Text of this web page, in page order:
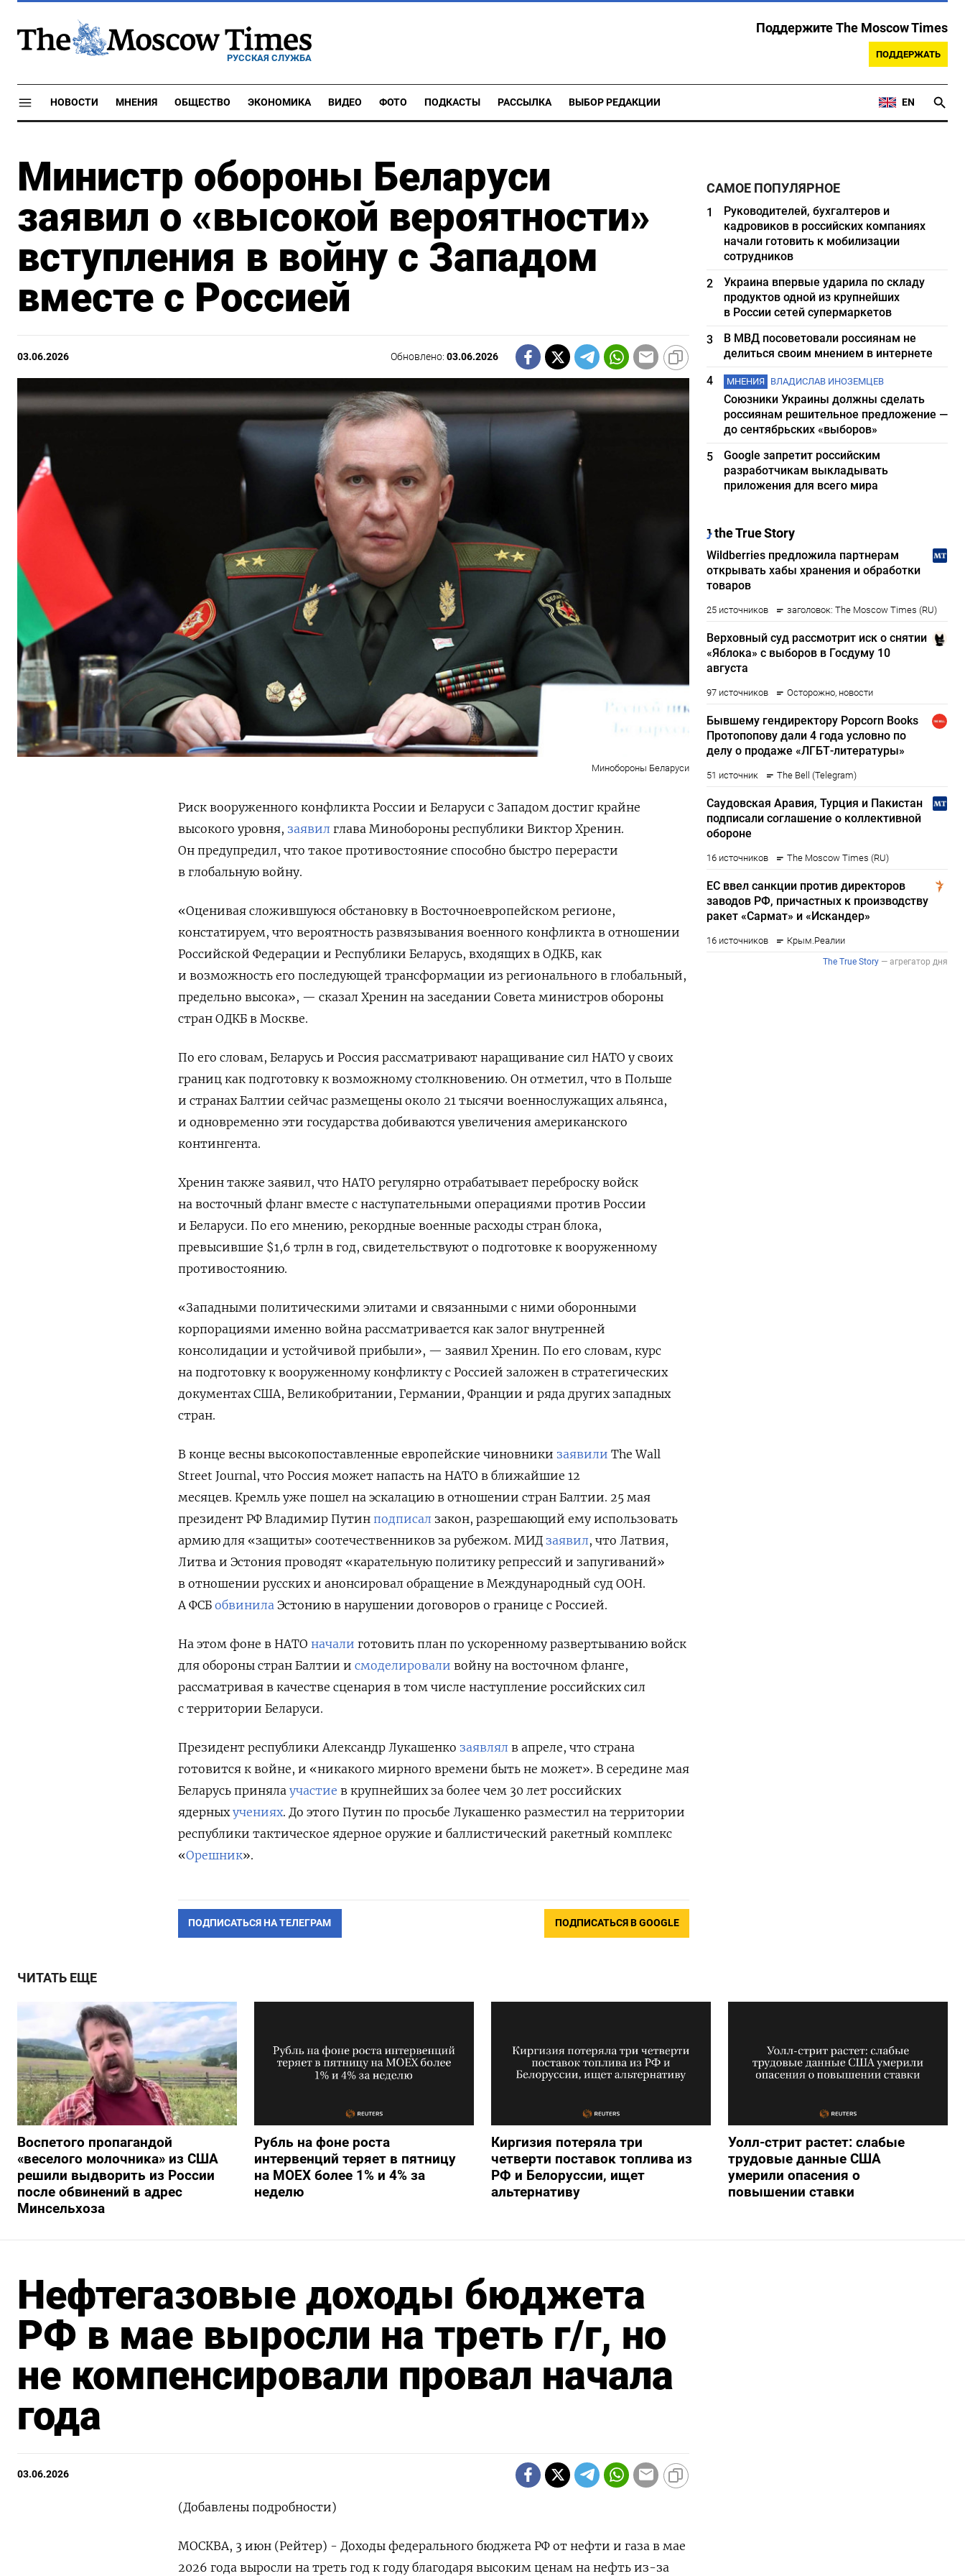
РУССКАЯ СЛУЖБА
Поддержите The Moscow Times
ПОДДЕРЖАТЬ
НОВОСТИ МНЕНИЯ ОБЩЕСТВО ЭКОНОМИКА ВИДЕО ФОТО ПОДКАСТЫ РАССЫЛКА ВЫБОР РЕДАКЦИИ EN
Министр обороны Беларуси
заявил о «высокой вероятности»
вступления в войну с Западом
вместе с Россией
03.06.2026 Обновлено:03.06.2026
Минобороны Беларуси
Риск вооруженного конфликта России и Беларуси с Западом достиг крайне
высокого уровня, заявил глава Минобороны республики Виктор Хренин.
Он предупредил, что такое противостояние способно быстро перерасти
в глобальную войну.
«Оценивая сложившуюся обстановку в Восточноевропейском регионе,
констатируем, что вероятность развязывания военного конфликта в отношении
Российской Федерации и Республики Беларусь, входящих в ОДКБ, как
и возможность его последующей трансформации из регионального в глобальный,
предельно высока», — сказал Хренин на заседании Совета министров обороны
стран ОДКБ в Москве.
По его словам, Беларусь и Россия рассматривают наращивание сил НАТО у своих
границ как подготовку к возможному столкновению. Он отметил, что в Польше
и странах Балтии сейчас размещены около 21 тысячи военнослужащих альянса,
и одновременно эти государства добиваются увеличения американского
контингента.
Хренин также заявил, что НАТО регулярно отрабатывает переброску войск
на восточный фланг вместе с наступательными операциями против России
и Беларуси. По его мнению, рекордные военные расходы стран блока,
превысившие $1,6 трлн в год, свидетельствуют о подготовке к вооруженному
противостоянию.
«Западными политическими элитами и связанными с ними оборонными
корпорациями именно война рассматривается как залог внутренней
консолидации и устойчивой прибыли», — заявил Хренин. По его словам, курс
на подготовку к вооруженному конфликту с Россией заложен в стратегических
документах США, Великобритании, Германии, Франции и ряда других западных
стран.
В конце весны высокопоставленные европейские чиновники заявили The Wall
Street Journal, что Россия может напасть на НАТО в ближайшие 12
месяцев. Кремль уже пошел на эскалацию в отношении стран Балтии. 25 мая
президент РФ Владимир Путин подписал закон, разрешающий ему использовать
армию для «защиты» соотечественников за рубежом. МИД заявил, что Латвия,
Литва и Эстония проводят «карательную политику репрессий и запугиваний»
в отношении русских и анонсировал обращение в Международный суд ООН.
А ФСБ обвинила Эстонию в нарушении договоров о границе с Россией.
На этом фоне в НАТО начали готовить план по ускоренному развертыванию войск
для обороны стран Балтии и смоделировали войну на восточном фланге,
рассматривая в качестве сценария в том числе наступление российских сил
с территории Беларуси.
Президент республики Александр Лукашенко заявлял в апреле, что страна
готовится к войне, и «никакого мирного времени быть не может». В середине мая
Беларусь приняла участие в крупнейших за более чем 30 лет российских
ядерныхучениях. До этого Путин по просьбе Лукашенко разместил на территории
республики тактическое ядерное оружие и баллистический ракетный комплекс
«Орешник».
ПОДПИСАТЬСЯ НА ТЕЛЕГРАМ ПОДПИСАТЬСЯ В GOOGLE
САМОЕ ПОПУЛЯРНОЕ
1
Руководителей, бухгалтеров и
кадровиков в российских компаниях
начали готовить к мобилизации
сотрудников
2
Украина впервые ударила по складу
продуктов одной из крупнейших
в России сетей супермаркетов
3
В МВД посоветовали россиянам не
делиться своим мнением в интернете
4
МНЕНИЯ ВЛАДИСЛАВ ИНОЗЕМЦЕВ
Союзники Украины должны сделать
россиянам решительное предложение —
до сентябрьских «выборов»
5
Google запретит российским
разработчикам выкладывать
приложения для всего мира
ЧИТАТЬ ЕЩЕ
Воспетого пропагандой
«веселого молочника» из США
решили выдворить из России
после обвинений в адрес
Минсельхоза
Рубль на фоне роста
интервенций теряет в пятницу
на МОЕХ более 1% и 4% за
неделю
Киргизия потеряла три
четверти поставок топлива из
РФ и Белоруссии, ищет
альтернативу
Уолл-стрит растет: слабые
трудовые данные США
умерили опасения о
повышении ставки
Нефтегазовые доходы бюджета
РФ в мае выросли на треть г/г, но
не компенсировали провал начала
года
03.06.2026
(Добавлены подробности)
МОСКВА, 3 июн (Рейтер) - Доходы федерального бюджета РФ от нефти и газа в мае
2026 года выросли на треть год к году благодаря высоким ценам на нефть из-за